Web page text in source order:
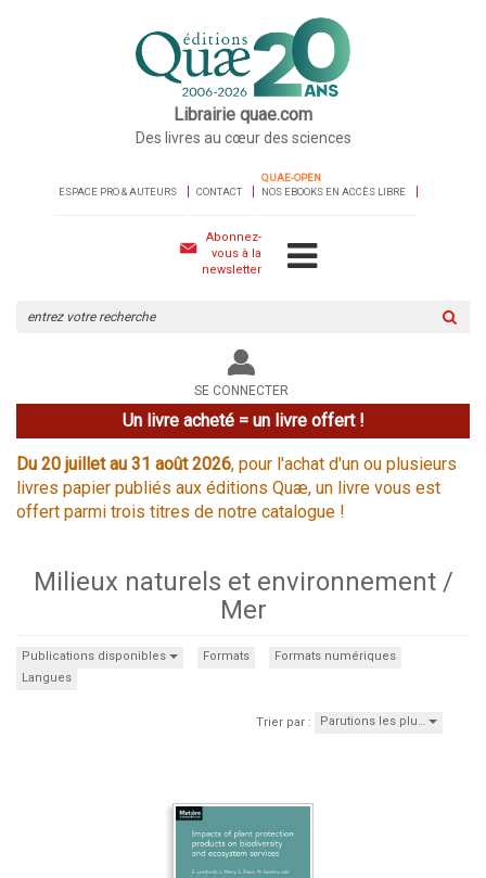
Librairie quae.com
Des livres au cœur des sciences
ESPACE PRO & AUTEURS CONTACT
QUAE-OPEN
NOS EBOOKS EN ACCÈS LIBRE
Abonnez-
vous à la
newsletter
le
site
SE CONNECTER
Un livre acheté = un livre offert !
Du 20 juillet au 31 août 2026, pour l'achat d'un ou plusieurs
livres papier publiés aux éditions Quæ, un livre vous est
offert parmi trois titres de notre catalogue !
Milieux naturels et environnement /
Mer
Publications disponibles Formats
Formats numériques
Langues
Trier par : Parutions les plu…